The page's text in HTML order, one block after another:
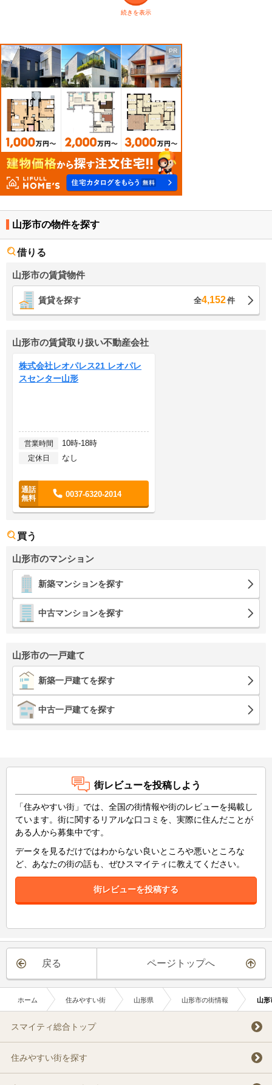
続きを表示
山形市の物件を探す
借りる
山形市の賃貸物件
賃貸を探す 全4,152件
山形市の賃貸取り扱い不動産会社
株式会社レオパレス21 レオパレ
スセンター山形
営業時間 10時-18時
定休日 なし
0037-6320-2014
買う
山形市のマンション
新築マンションを探す
中古マンションを探す
山形市の一戸建て
新築一戸建てを探す
中古一戸建てを探す
街レビューを投稿しよう
「住みやすい街」では、全国の街情報や街のレビューを掲載し
ています。街に関するリアルな口コミを、実際に住んだことが
ある人から募集中です。
データを見るだけではわからない良いところや悪いところな
ど、あなたの街の話も、ぜひスマイティに教えてください。
街レビューを投稿する
戻る ページトップへ
ホーム 住みやすい街 山形県 山形市の街情報 山形
スマイティ総合トップ
住みやすい街を探す